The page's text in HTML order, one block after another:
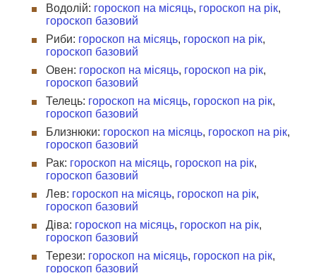
Водолій: гороскоп на місяць, гороскоп на рік,
гороскоп базовий
Риби: гороскоп на місяць, гороскоп на рік,
гороскоп базовий
Овен: гороскоп на місяць, гороскоп на рік,
гороскоп базовий
Телець: гороскоп на місяць, гороскоп на рік,
гороскоп базовий
Близнюки: гороскоп на місяць, гороскоп на рік,
гороскоп базовий
Рак: гороскоп на місяць, гороскоп на рік,
гороскоп базовий
Лев: гороскоп на місяць, гороскоп на рік,
гороскоп базовий
Діва: гороскоп на місяць, гороскоп на рік,
гороскоп базовий
Терези: гороскоп на місяць, гороскоп на рік,
гороскоп базовий